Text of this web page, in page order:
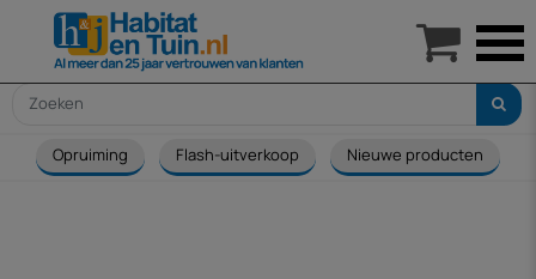
Opruiming Flash-uitverkoop Nieuwe producten
